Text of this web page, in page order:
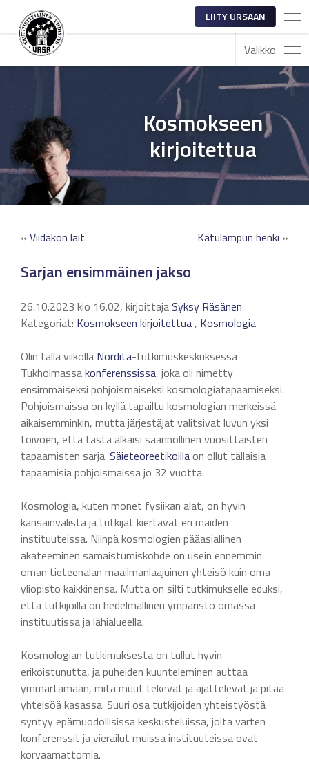
LIITY URSAAN
Valikko
Kosmokseen
kirjoitettua
« Viidakon lait Katulampun henki »
Sarjan ensimmäinen jakso
26.10.2023 klo 16.02, kirjoittajaSyksy Räsänen
Kategoriat: Kosmokseen kirjoitettua, Kosmologia
Olin tällä viikolla Nordita-tutkimuskeskuksessa
Tukholmassakonferenssissa, joka oli nimetty
ensimmäiseksi pohjoismaiseksi kosmologiatapaamiseksi.
Pohjoismaissa on kyllä tapailtu kosmologian merkeissä
aikaisemminkin, mutta järjestäjät valitsivat luvun yksi
toivoen, että tästä alkaisi säännöllinen vuosittaisten
tapaamisten sarja. Säieteoreetikoillaon ollut tällaisia
tapaamisia pohjoismaissa jo 32 vuotta.
Kosmologia, kuten monet fysiikan alat, on hyvin
kansainvälistä ja tutkijat kiertävät eri maiden
instituuteissa. Niinpä kosmologien pääasiallinen
akateeminen samaistumiskohde on usein ennemmin
oman tieteenalan maailmanlaajuinen yhteisö kuin oma
yliopisto kaikkinensa. Mutta on silti tutkimukselle eduksi,
että tutkijoilla on hedelmällinen ympäristö omassa
instituutissa ja lähialueella.
Kosmologian tutkimuksesta on tullut hyvin
erikoistunutta, ja puheiden kuunteleminen auttaa
ymmärtämään, mitä muut tekevät ja ajattelevat ja pitää
yhteisöä kasassa. Suuri osa tutkijoiden yhteistyöstä
syntyy epämuodollisissa keskusteluissa, joita varten
konferenssit ja vierailut muissa instituuteissa ovat
korvaamattomia.